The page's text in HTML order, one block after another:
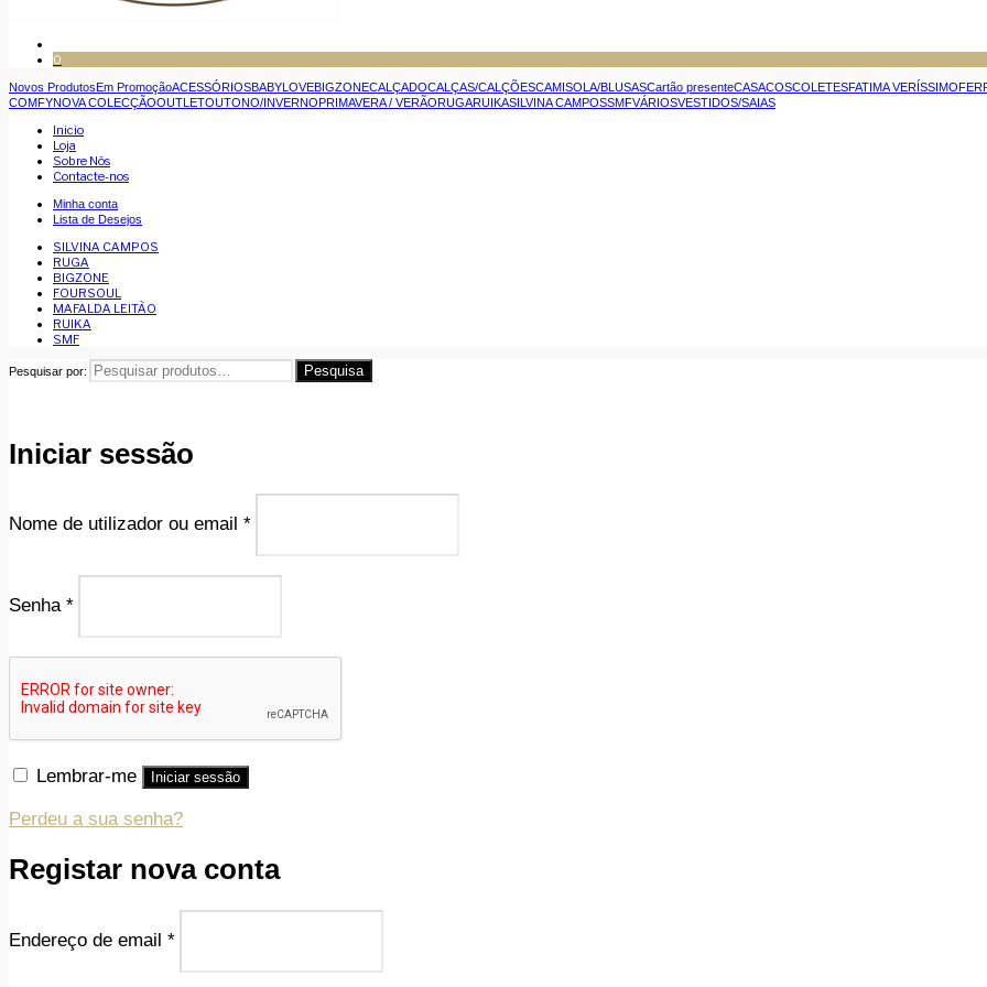
0
Novos ProdutosEm PromoçãoACESSÓRIOSBABYLOVEBIGZONECALÇADOCALÇAS/CALÇÕESCAMISOLA/BLUSASCartão presenteCASACOSCOLETESFATIMA VERÍSSIMO
COMFYNOVA COLECÇÃOOUTLETOUTONO/INVERNOPRIMAVERA / VERÃORUGARUIKASILVINA CAMPOSSMFVÁRIOSVESTIDOS/SAIAS
Inicio
Loja
Sobre Nós
Contacte-nos
Minha conta
Lista de Desejos
SILVINA CAMPOS
RUGA
BIGZONE
FOURSOUL
MAFALDA LEITÃO
RUIKA
SMF
Pesquisar por: Pesquisa
Iniciar sessão
Nome de utilizador ou email *
Senha *
Lembrar-me Iniciar sessão
Perdeu a sua senha?
Registar nova conta
Endereço de email *